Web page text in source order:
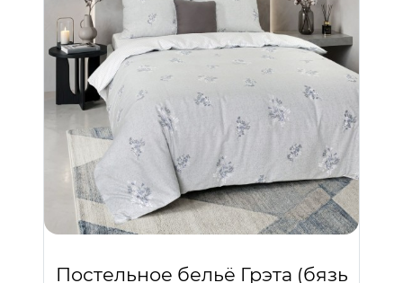
Постельное бельё Грэта (бязь